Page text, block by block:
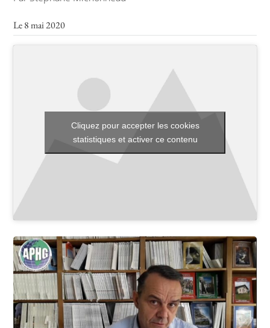
Lettre d’information de l’APHG
Toutes les actualités
Les rendez-vous de l’APHG
Concours de recrutement
Critique d’ouvrages publiés
Culture
Le 8 mai 2020
Cliquez pour accepter les cookies
statistiques et activer ce contenu